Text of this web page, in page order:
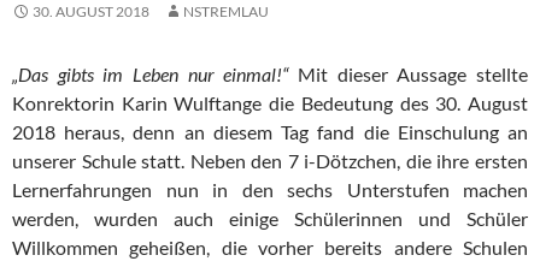
30. AUGUST 2018 NSTREMLAU
„Das gibts im Leben nur einmal!“Mit dieser Aussage stellte
Konrektorin Karin Wulftange die Bedeutung des 30. August
2018 heraus, denn an diesem Tag fand die Einschulung an
unserer Schule statt. Neben den 7 i-Dötzchen, die ihre ersten
Lernerfahrungen nun in den sechs Unterstufen machen
werden, wurden auch einige Schülerinnen und Schüler
Willkommen geheißen, die vorher bereits andere Schulen